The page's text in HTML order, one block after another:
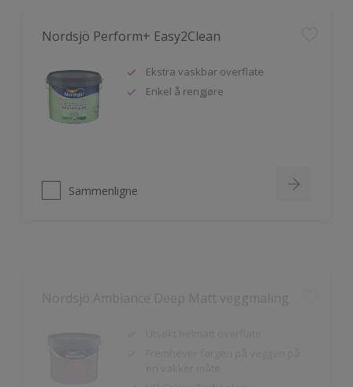
Enkel å rengjøre